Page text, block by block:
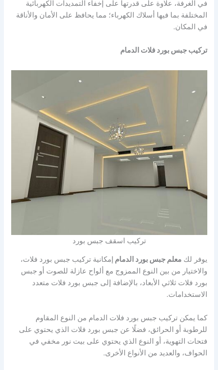
في الغرفة، علاوة على قدرتها على إخفاء التمديدات الكهربائية
المختلفة بما فيها أسلاك الكهرباء؛ مما يحافظ على الأمان والأناقة
في المكان.
تركيب جبس بورد فلات الدمام
تركيب اسقف جبس بورد
يوفر لكمعلم جبس بورد الدمام إمكانية تركيب جبس بورد فلات،
والاختيار من بين النوع الممزوج مع ألواح عازلة للصوت أو جبس
بورد فلات ثلاثي الأبعاد، بالإضافة إلى جبس بورد فلات متعدد
الاستخدامات.
كما يمكن تركيب جبس بورد فلات الدمام من النوع المقاوم
للرطوبة أو الحرائق، فضلًا عن جبس بورد فلات الذي يحتوي على
فتحات التهوية، أو النوع الذي يحتوي على بيت نور مخفي في
الحواف، والعديد من الأنواع الأخرى.